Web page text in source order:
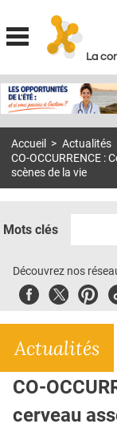
La
MON COMPTE
S'ABONNER À LA
E-REVUE SAD
THÉMA
Accueil > Actualités
CO-OCCURRENCE :
scènes de la vie
Mots clés
Découvrez nos
FacebookTwitter
Actualités
CO-
cerveau